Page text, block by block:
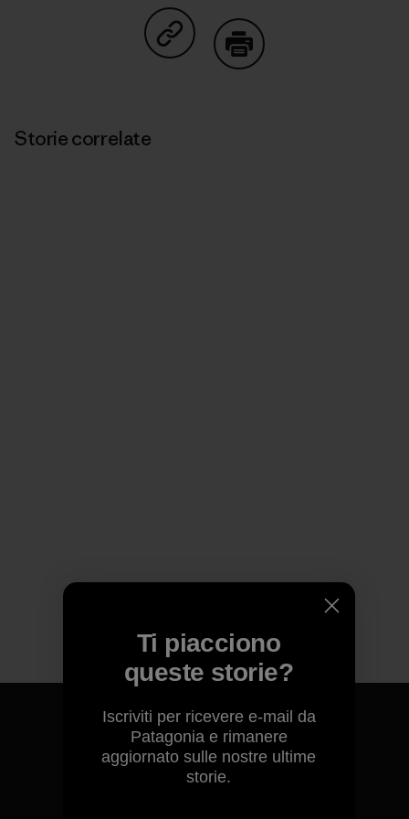
Condividi su Copy Link
Storie correlate
Garantiamo ogni prodotto
Ti piacciono
queste storie?
Iscriviti per ricevere e-mail da
Patagonia e rimanere
aggiornato sulle nostre ultime
storie.